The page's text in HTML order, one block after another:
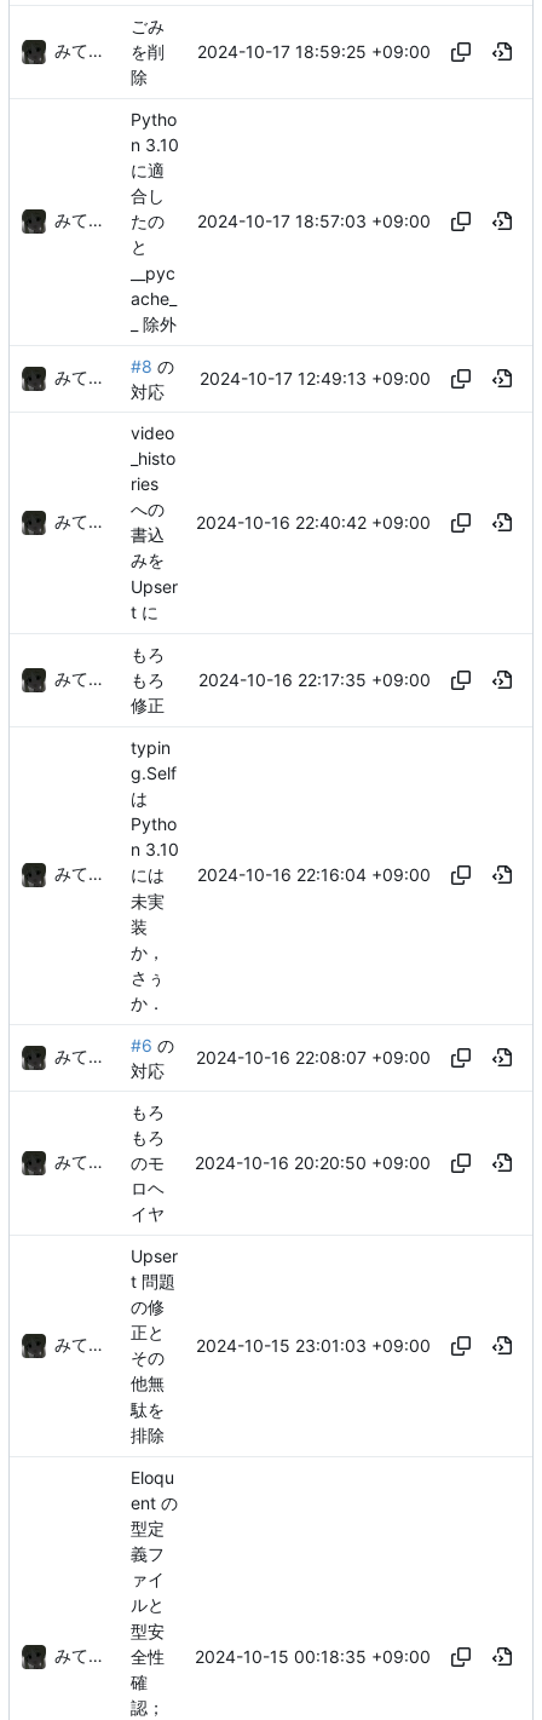
みてるぞ
ごみ
を削
除
2024-10-17 18:59:25 +09:00
みてるぞ
Pytho
n 3.10
に適
合し
たの
と
__pyc
ache_
_ 除外
2024-10-17 18:57:03 +09:00
みてるぞ
#8 の
対応
2024-10-17 12:49:13 +09:00
みてるぞ
video
_histo
ries
への
書込
みを
Upser
t に
2024-10-16 22:40:42 +09:00
みてるぞ
もろ
もろ
修正
2024-10-16 22:17:35 +09:00
みてるぞ
typin
g.Self
は
Pytho
n 3.10
には
未実
装
か，
さぅ
か．
2024-10-16 22:16:04 +09:00
みてるぞ
#6 の
対応
2024-10-16 22:08:07 +09:00
みてるぞ
もろ
もろ
のモ
ロヘ
イヤ
2024-10-16 20:20:50 +09:00
みてるぞ
Upser
t 問題
の修
正と
その
他無
駄を
排除
2024-10-15 23:01:03 +09:00
みてるぞ
Eloqu
ent の
型定
義フ
ァイ
ルと
型安
全性
確
認；
2024-10-15 00:18:35 +09:00